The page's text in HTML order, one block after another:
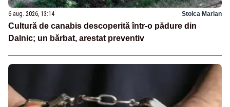
6 aug. 2026, 13:14 Stoica Marian
Cultură de canabis descoperită într-o pădure din
Dalnic; un bărbat, arestat preventiv